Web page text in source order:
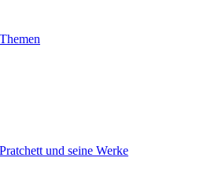
und seine Werke